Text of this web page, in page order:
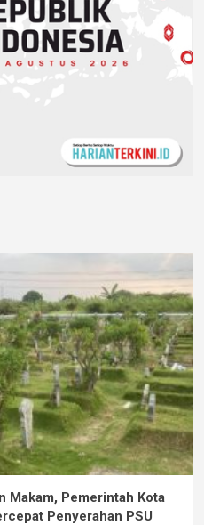
Makam, Pemerintah Kota
Penyerahan PSU